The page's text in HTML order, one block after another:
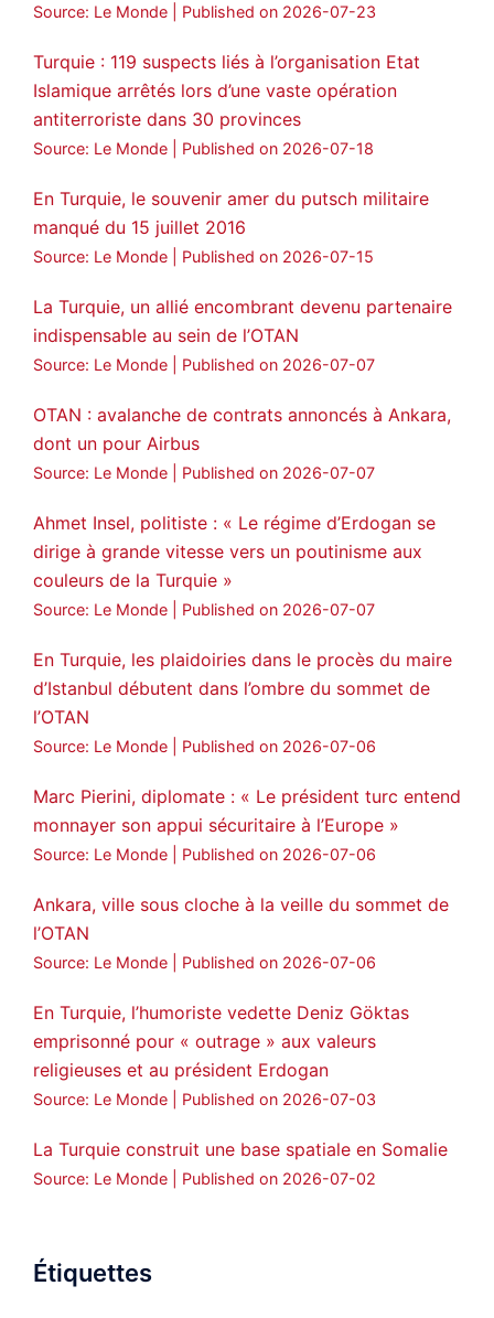
Source: Le Monde Published on 2026-07-23
Turquie : 119 suspects liés à l’organisation Etat
Islamique arrêtés lors d’une vaste opération
antiterroriste dans 30 provinces
Source: Le Monde Published on 2026-07-18
En Turquie, le souvenir amer du putsch militaire
manqué du 15 juillet 2016
Source: Le Monde Published on 2026-07-15
La Turquie, un allié encombrant devenu partenaire
indispensable au sein de l’OTAN
Source: Le Monde Published on 2026-07-07
OTAN : avalanche de contrats annoncés à Ankara,
dont un pour Airbus
Source: Le Monde Published on 2026-07-07
Ahmet Insel, politiste : « Le régime d’Erdogan se
dirige à grande vitesse vers un poutinisme aux
couleurs de la Turquie »
Source: Le Monde Published on 2026-07-07
En Turquie, les plaidoiries dans le procès du maire
d’Istanbul débutent dans l’ombre du sommet de
l’OTAN
Source: Le Monde Published on 2026-07-06
Marc Pierini, diplomate : « Le président turc entend
monnayer son appui sécuritaire à l’Europe »
Source: Le Monde Published on 2026-07-06
Ankara, ville sous cloche à la veille du sommet de
l’OTAN
Source: Le Monde Published on 2026-07-06
En Turquie, l’humoriste vedette Deniz Göktas
emprisonné pour « outrage » aux valeurs
religieuses et au président Erdogan
Source: Le Monde Published on 2026-07-03
La Turquie construit une base spatiale en Somalie
Source: Le Monde Published on 2026-07-02
Étiquettes